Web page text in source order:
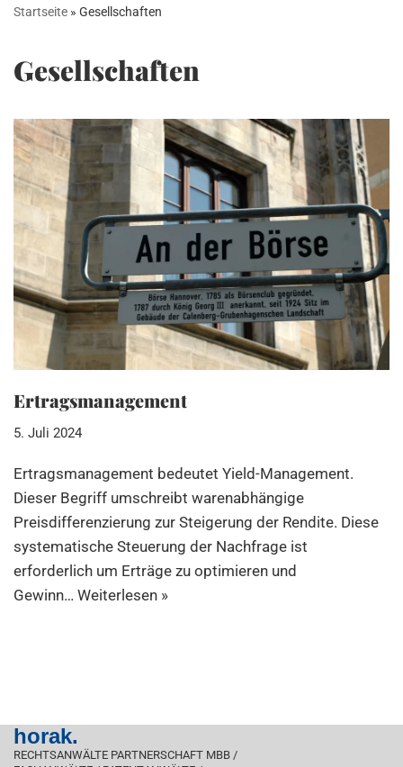
Startseite » Gesellschaften
Gesellschaften
Ertragsmanagement
5. Juli 2024
Ertragsmanagement bedeutet Yield-Management.
Dieser Begriff umschreibt warenabhängige
Preisdifferenzierung zur Steigerung der Rendite. Diese
systematische Steuerung der Nachfrage ist
erforderlich um Erträge zu optimieren und
Gewinn… Weiterlesen »
horak.
RECHTSANWÄLTE PARTNERSCHAFT MBB /